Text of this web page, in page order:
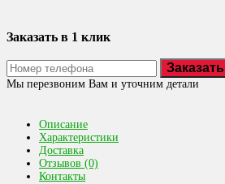
Заказать в 1 клик
Заказать
Мы перезвоним Вам и уточним детали
Описание
Характеристики
Доставка
Отзывов (0)
Контакты